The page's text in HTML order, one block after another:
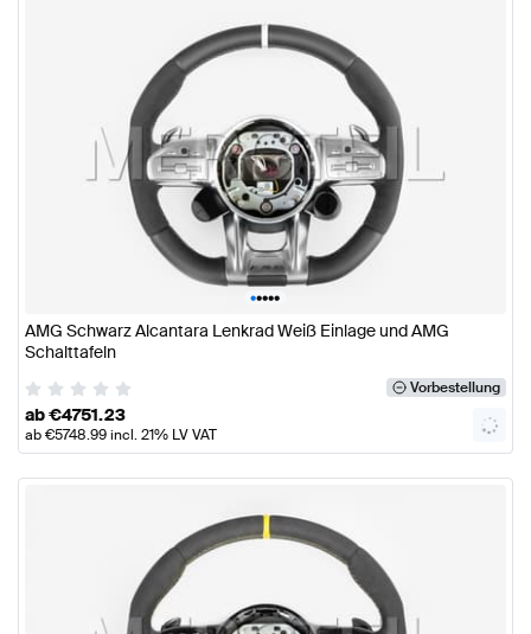
•••••
AMG Schwarz Alcantara Lenkrad Weiß Einlage und AMG
Schalttafeln
Vorbestellung
ab€4751.23
ab€5748.99incl. 21% LV VAT